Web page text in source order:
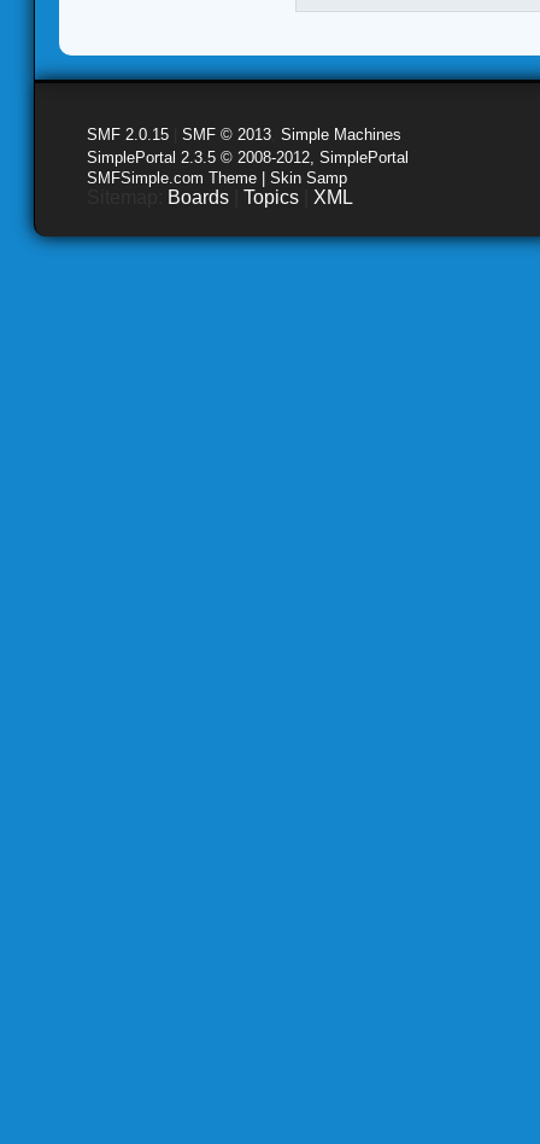
SMF 2.0.15 SMF © 2013 Simple Machines
SimplePortal 2.3.5 © 2008-2012, SimplePortal
SMFSimple.com Theme | Skin Samp
Boards Topics XML